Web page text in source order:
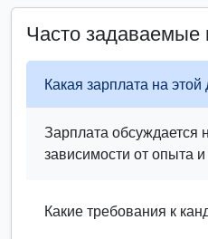
Часто задаваемые
Какая зарплата на
Зарплата обсуждается
зависимости от опыта
Какие требования к